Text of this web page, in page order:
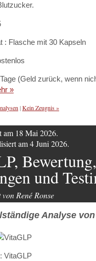
: Flasche mit 30 Kapseln
(Geld zurück, wenn
»
|Kein Zeugnis »
18 Mai 2026.
am 4 Juni 2026.
Bewertung,
und
René Ronse
Analyse
VitaGLP